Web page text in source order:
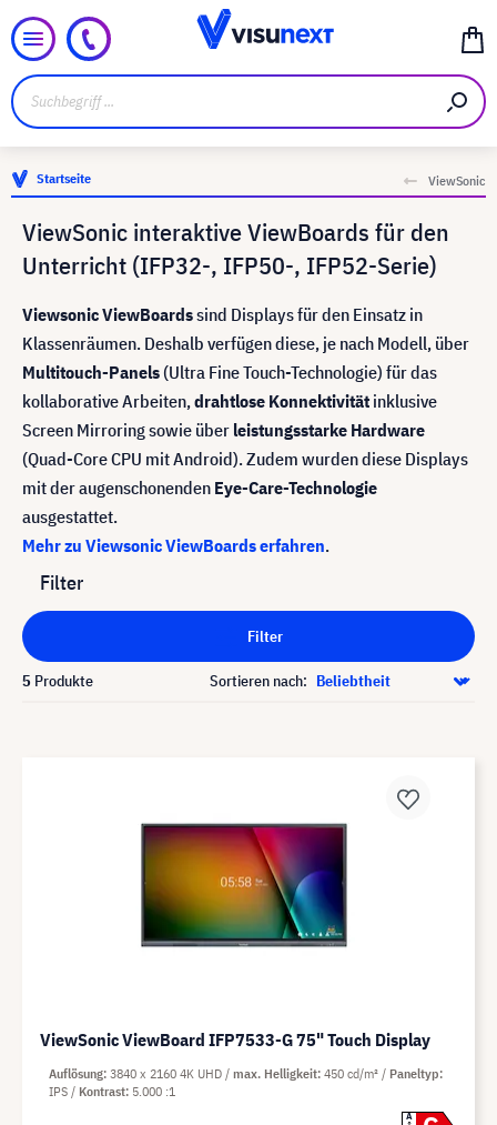
Startseite ViewSonic
ViewSonic interaktive ViewBoards für den
Unterricht (IFP32-, IFP50-, IFP52-Serie)
Viewsonic ViewBoardssind Displays für den Einsatz in
Klassenräumen. Deshalb verfügen diese, je nach Modell, über
Multitouch-Panels(Ultra Fine Touch-Technologie) für das
kollaborative Arbeiten,drahtlose Konnektivität inklusive
Screen Mirroring sowie über leistungsstarke Hardware
(Quad-Core CPU mit Android). Zudem wurden diese Displays
mit der augenschonenden Eye-Care-Technologie
ausgestattet.
Mehr zu Viewsonic ViewBoards erfahren.
Filter
Filter
5 Produkte Sortieren nach:
ViewSonic ViewBoard IFP7533-G 75" Touch Display
A
Auflösung 3840 x 2160 4K UHD max. Helligkeit 450 cd/m²
Paneltyp
IPS
Kontrast 5.000 :1